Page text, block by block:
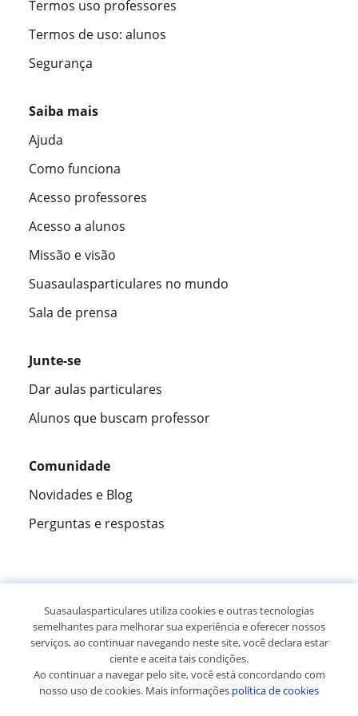
Termos uso professores
Termos de uso: alunos
Segurança
Saiba mais
Ajuda
Como funciona
Acesso professores
Acesso a alunos
Missão e visão
Suasaulasparticulares no mundo
Sala de prensa
Junte-se
Dar aulas particulares
Alunos que buscam professor
Comunidade
Novidades e Blog
Perguntas e respostas
305883opiniões de alunos
© 2007 - 2026 Suas aulas particulares
Suasaulasparticulares utiliza cookies e outras tecnologias
semelhantes para melhorar sua experiência e oferecer nossos
serviços, ao continuar navegando neste site, você declara estar
ciente e aceita tais condições.
Ao continuar a navegar pelo site, você está concordando com
nosso uso de cookies. Mais informações política de cookies